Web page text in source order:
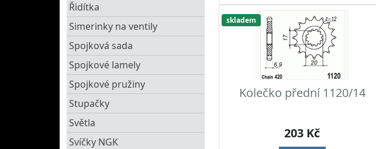
Řidítka
Simerinky na ventily
Spojková sada
Spojkové lamely
Spojkové pružiny
Stupačky
Světla
Svíčky NGK
Doporučujeme kolečko použít
spolu s RK nebo IRIS řetězem a
rozetou BERAN TUNING nebo
SUPERSPROX do řetězových sad
dle přání zákazníka.
skladem
Kolečko přední 1120/14
203 Kč